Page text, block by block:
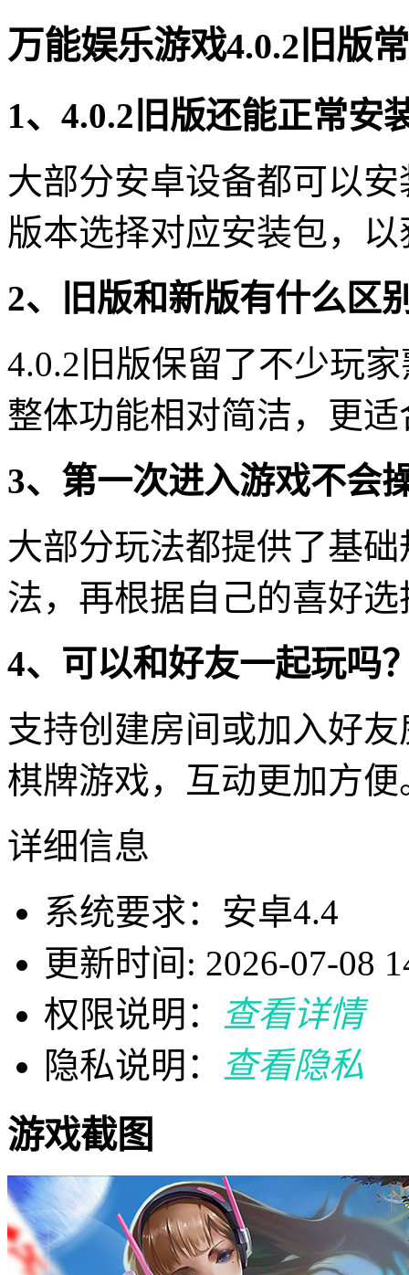
万能娱乐游戏4.0.2旧版
1、4.0.2旧版还能正常安
大部分安卓设备都可以
版本选择对应安装包，
2、旧版和新版有什么区
4.0.2旧版保留了不少玩
整体功能相对简洁，更
3、第一次进入游戏不会
大部分玩法都提供了基
法，再根据自己的喜好
4、可以和好友一起玩吗
支持创建房间或加入好
棋牌游戏，互动更加方便
详细信息
系统要求：安卓4.4
更新时间: 2026-07-08
权限说明：
查看详情
隐私说明：
查看隐私
游戏截图